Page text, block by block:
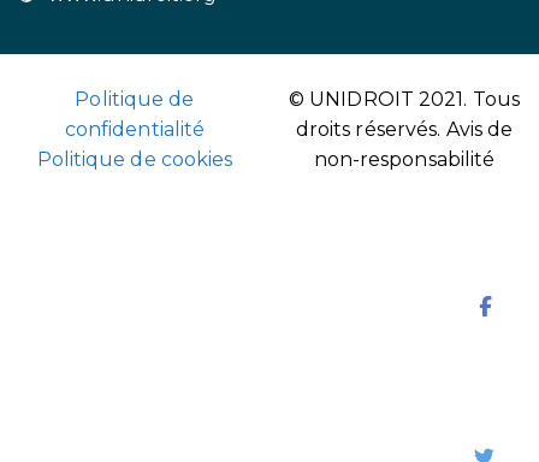
Politique de
confidentialité
Politique de cookies
© UNIDROIT 2021. Tous
droits réservés. Avis de
non-responsabilité